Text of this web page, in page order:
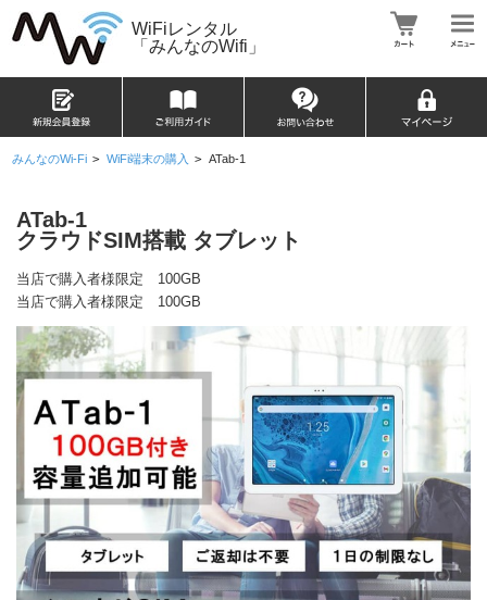
WiFiレンタル
「みんなのWifi」
みんなのWi-Fi > WiFi端末の購入 > ATab-1
ATab-1
クラウドSIM搭載 タブレット
当店で購入者様限定 100GB
当店で購入者様限定 100GB